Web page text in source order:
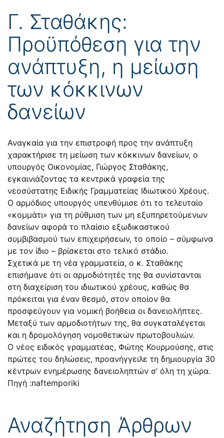
Γ. Σταθάκης:
Προϋπόθεση για την
ανάπτυξη, η μείωση
των κόκκινων
δανείων
Αναγκαία για την επιστροφή προς την ανάπτυξη
χαρακτήρισε τη μείωση των κόκκινων δανείων, ο
υπουργός Οικονομίας, Γιώργος Σταθάκης,
εγκαινιάζοντας τα κεντρικά γραφεία της
νεοσύστατης Ειδικής Γραμματείας Ιδιωτικού Χρέους.
Ο αρμόδιος υπουργός υπενθύμισε ότι το τελευταίο
«κομμάτι» για τη ρύθμιση των μη εξυπηρετούμενων
δανείων αφορά το πλαίσιο εξωδικαστικού
συμβιβασμού των επιχειρήσεων, το οποίο – σύμφωνα
με τον ίδιο – βρίσκεται στο τελικό στάδιο.
Σχετικά με τη νέα γραμματεία, ο κ. Σταθάκης
επισήμανε ότι οι αρμοδιότητές της θα συνίστανται
στη διαχείριση του ιδιωτικού χρέους, καθώς θα
πρόκειται για έναν θεσμό, στον οποίον θα
προσφεύγουν για νομική βοήθεια οι δανειολήπτες.
Μεταξύ των αρμοδιοτήτων της, θα συγκαταλέγεται
και η δρομολόγηση νομοθετικών πρωτοβουλιών.
Ο νέος ειδικός γραμματέας, Φώτης Κουρμούσης, στις
πρώτες του δηλώσεις, προανήγγειλε τη δημιουργία 30
κέντρων ενημέρωσης δανειοληπτών σ’ όλη τη χώρα.
Πηγή :naftemporiki
Αναζήτηση Άρθρων